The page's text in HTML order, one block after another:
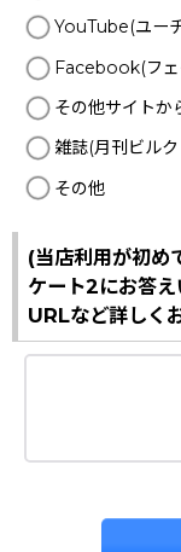
YouTube(ユー
Facebook(フェ
その他サイトか
雑誌(月刊ビル
その他
(当店利用が初め
ケート2にお答
URLなど詳しく